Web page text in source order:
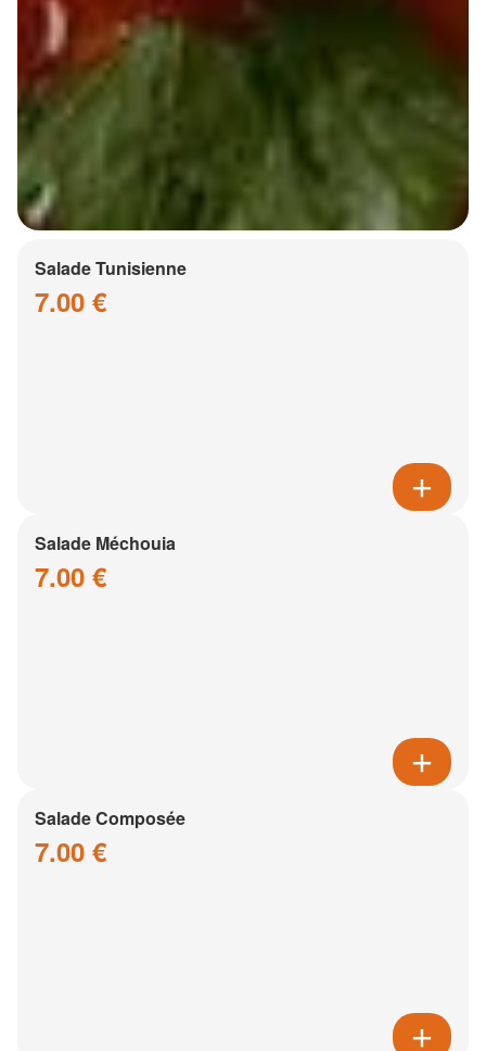
Salade Tunisienne
7.00 €
Salade Méchouia
7.00 €
Salade Composée
7.00 €